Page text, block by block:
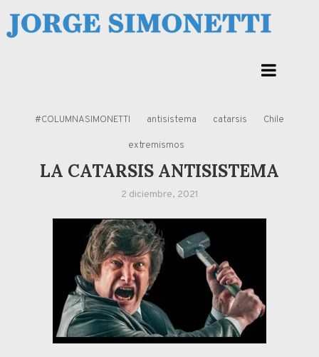
to
Jorge Eduardo Simonetti
#COLUMNASIMONETTI antisistema catarsis Chile
extremismos
LA CATARSIS ANTISISTEMA
2 diciembre, 2021